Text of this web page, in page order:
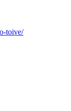
toive/